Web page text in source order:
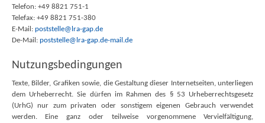
Telefon: +49 8821 751-1
Telefax: +49 8821 751-380
E-Mail: poststelle@lra-gap.de
De-Mail: poststelle@lra-gap.de-mail.de
Nutzungsbedingungen
Texte, Bilder, Grafiken sowie, die Gestaltung dieser Internetseiten, unterliegen
dem Urheberrecht. Sie dürfen im Rahmen des § 53 Urheberrechtsgesetz
(UrhG) nur zum privaten oder sonstigem eigenen Gebrauch verwendet
werden. Eine ganz oder teilweise vorgenommene Vervielfältigung,